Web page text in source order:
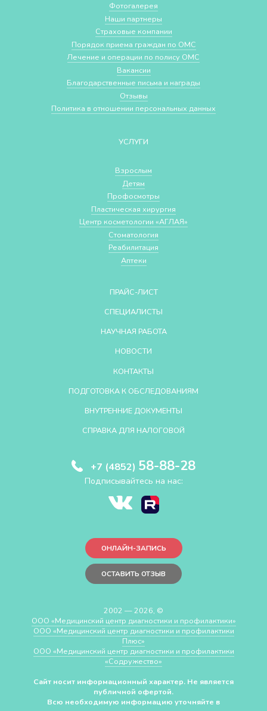
Фотогалерея
Наши партнеры
Страховые компании
Порядок приема граждан по ОМС
Лечение и операции по полису ОМС
Вакансии
Благодарственные письма и награды
Отзывы
Политика в отношении персональных данных
УСЛУГИ
Взрослым
Детям
Профосмотры
Пластическая хирургия
Центр косметологии «АГЛАЯ»
Стоматология
Реабилитация
Аптеки
ПРАЙС-ЛИСТ
СПЕЦИАЛИСТЫ
НАУЧНАЯ РАБОТА
НОВОСТИ
КОНТАКТЫ
ПОДГОТОВКА К ОБСЛЕДОВАНИЯМ
ВНУТРЕННИЕ ДОКУМЕНТЫ
СПРАВКА ДЛЯ НАЛОГОВОЙ
+7 (4852) 58-88-28
Подписывайтесь на нас:
ОНЛАЙН-ЗАПИСЬ
ОСТАВИТЬ ОТЗЫВ
2002 — 2026, ©
ООО «Медицинский центр диагностики и профилактики»
ООО «Медицинский центр диагностики и профилактики
Плюс»
ООО «Медицинский центр диагностики и профилактики
«Cодружество»
Сайт носит информационный характер. Не является
публичной офертой.
Всю необходимую информацию уточняйте в